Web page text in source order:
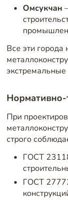
Омсукчан
Все эти
экстремальные
Нормативно-
При
строго
ГОСТ
ГОСТ